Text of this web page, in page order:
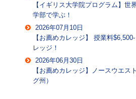
【イギリス大学院プログラム】世
学部で学ぶ！
2026年07月10日
【お薦めカレッジ】 授業料
レッジ！
2026年06月30日
【お薦めカレッジ】ノースウエス
グ州）